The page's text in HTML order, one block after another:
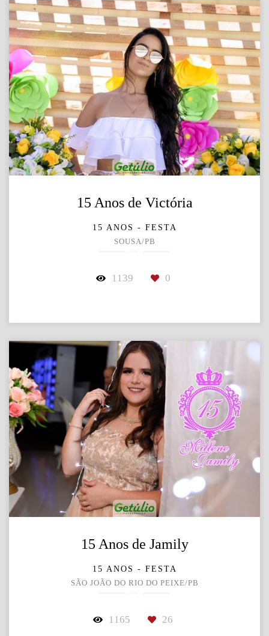
15 Anos de Victória
15 ANOS - FESTA
SOUSA/PB
1139 0
15 Anos de Jamily
15 ANOS - FESTA
SÃO JOÃO DO RIO DO PEIXE/PB
1165 26